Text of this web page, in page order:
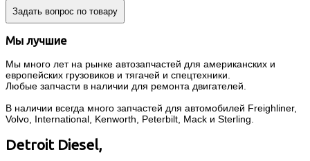
Задать вопрос по товару
Мы лучшие
Мы много лет на рынке автозапчастей для американских и
европейских грузовиков и тягачей и спецтехники.
Любые запчасти в наличии для ремонта двигателей.
В наличии всегда много запчастей для автомобилей Freighliner,
Volvo, International, Kenworth, Peterbilt, Mack и Sterling.
Detroit Diesel,